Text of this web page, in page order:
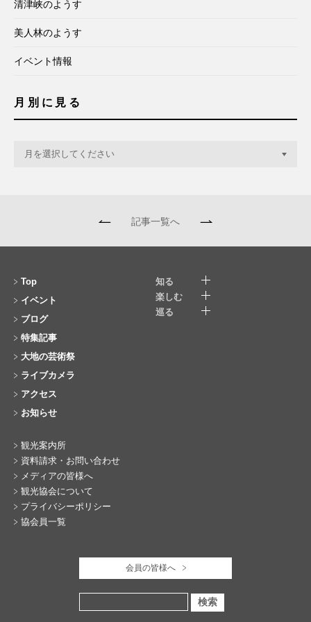
清津峡のようす
美人林のようす
イベント情報
月別に見る
記事一覧へ
Top
イベント
ブログ
特集記事
大地の芸術祭
ライブカメラ
アクセス
お知らせ
知る
楽しむ
巡る
観光案内所
資料請求・お問い合わせ
メディアの皆様へ
観光協会について
プライバシーポリシー
協会員一覧
会員の皆様へ